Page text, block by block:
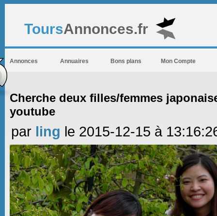
ToursAnnonces.fr
Annonces Annuaires Bons plans Mon Compte
Cherche deux filles/femmes
youtube
par ling le 2015-12-15 à